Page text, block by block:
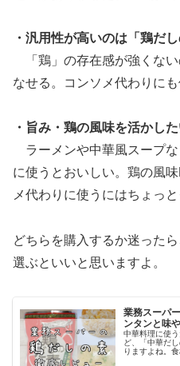
・汎用性が高いのは「鶏だし
「鶏」の存在感が強くない
なせる。コンソメ代わりに
・旨み・鶏の風味を活かし
ラーメンや中華風スープ
に使うとおいしい。鶏の風
メ代わりに使うにはちょっ
どちらを購入するか迷った
選ぶといいと思いますよ。
業務スーパ
ンタンと味
中華料理に使
ど、「中華だ
りますよね。